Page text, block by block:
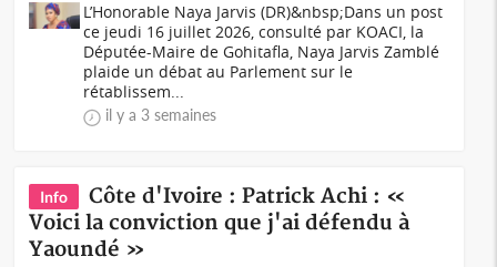
L’Honorable Naya Jarvis (DR)&nbsp;Dans un post
ce jeudi 16 juillet 2026, consulté par KOACI, la
Députée-Maire de Gohitafla, Naya Jarvis Zamblé
plaide un débat au Parlement sur le
rétablissem...
il y a 3 semaines
Info
Côte d'Ivoire : Patrick Achi : «
Voici la conviction que j'ai défendu à
Yaoundé »